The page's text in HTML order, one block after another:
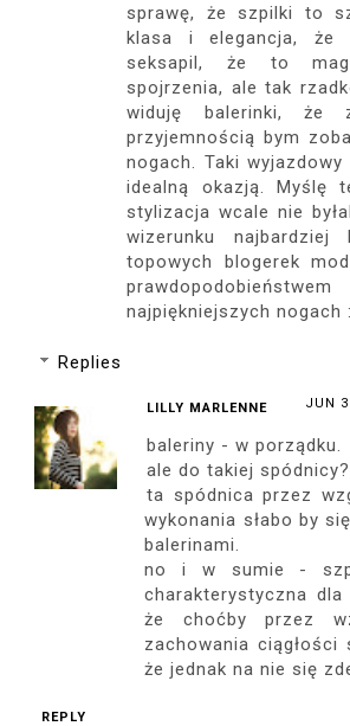
sprawę, że szpilki to
klasa i elegancja, że
seksapil, że to
spojrzenia, ale tak
widuję balerinki, że
przyjemnością bym
nogach. Taki
idealną okazją. Myślę
stylizacja wcale nie
wizerunku najbardziej
topowych blogerek
najpiękniejszych nogach
Replies
LILLY MARLENNE JUN
baleriny - w porządku.
ale do takiej spódnicy?
ta spódnica przez
wykonania słabo by
balerinami.
no i w sumie -
charakterystyczna dla
że choćby przez
zachowania ciągłości
że jednak na nie się
REPLY